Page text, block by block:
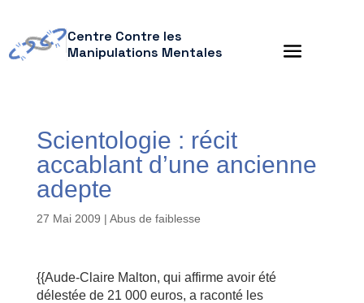
Centre Contre les
Manipulations Mentales
Scientologie : récit
accablant d’une ancienne
adepte
27 Mai 2009 | Abus de faiblesse
{{Aude-Claire Malton, qui affirme avoir été
délestée de 21 000 euros, a raconté les